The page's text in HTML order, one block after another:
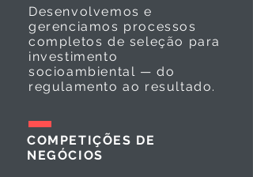
Desenvolvemos e
gerenciamos processos
completos de seleção para
investimento
socioambiental — do
regulamento ao resultado.
COMPETIÇÕES DE
NEGÓCIOS